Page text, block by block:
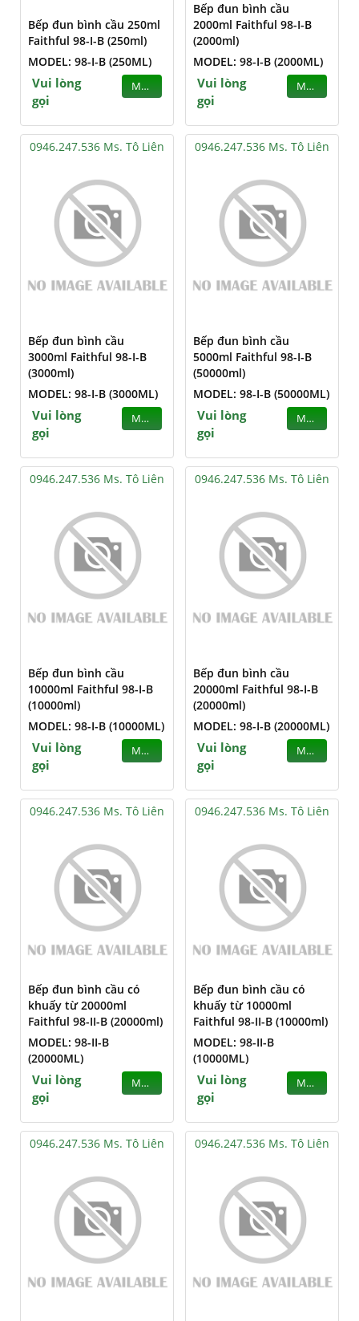
Bếp đun bình cầu 250ml
Faithful 98-I-B (250ml)
MODEL: 98-I-B (250ML)
Vui lòng
gọi
MUA
Bếp đun bình cầu
2000ml Faithful 98-I-B
(2000ml)
MODEL: 98-I-B (2000ML)
Vui lòng
gọi
MUA
0946.247.536 Ms. Tô Liên
Bếp đun bình cầu
3000ml Faithful 98-I-B
(3000ml)
MODEL: 98-I-B (3000ML)
Vui lòng
gọi
MUA
0946.247.536 Ms. Tô Liên
Bếp đun bình cầu
5000ml Faithful 98-I-B
(50000ml)
MODEL: 98-I-B (50000ML)
Vui lòng
gọi
MUA
0946.247.536 Ms. Tô Liên
Bếp đun bình cầu
10000ml Faithful 98-I-B
(10000ml)
MODEL: 98-I-B (10000ML)
Vui lòng
gọi
MUA
0946.247.536 Ms. Tô Liên
Bếp đun bình cầu
20000ml Faithful 98-I-B
(20000ml)
MODEL: 98-I-B (20000ML)
Vui lòng
gọi
MUA
0946.247.536 Ms. Tô Liên
Bếp đun bình cầu có
khuấy từ 20000ml
Faithful 98-II-B (20000ml)
MODEL: 98-II-B
(20000ML)
Vui lòng
gọi
MUA
0946.247.536 Ms. Tô Liên
Bếp đun bình cầu có
khuấy từ 10000ml
Faithful 98-II-B (10000ml)
MODEL: 98-II-B
(10000ML)
Vui lòng
gọi
MUA
0946.247.536 Ms. Tô Liên 0946.247.536 Ms. Tô Liên